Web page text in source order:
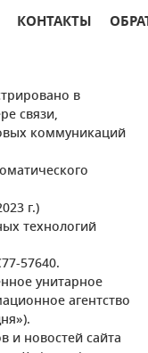
КОНТАКТЫ
в
связи,
коммуникаций
г.)
технологий
57640.
унитарное
агентство
и новостей сайта